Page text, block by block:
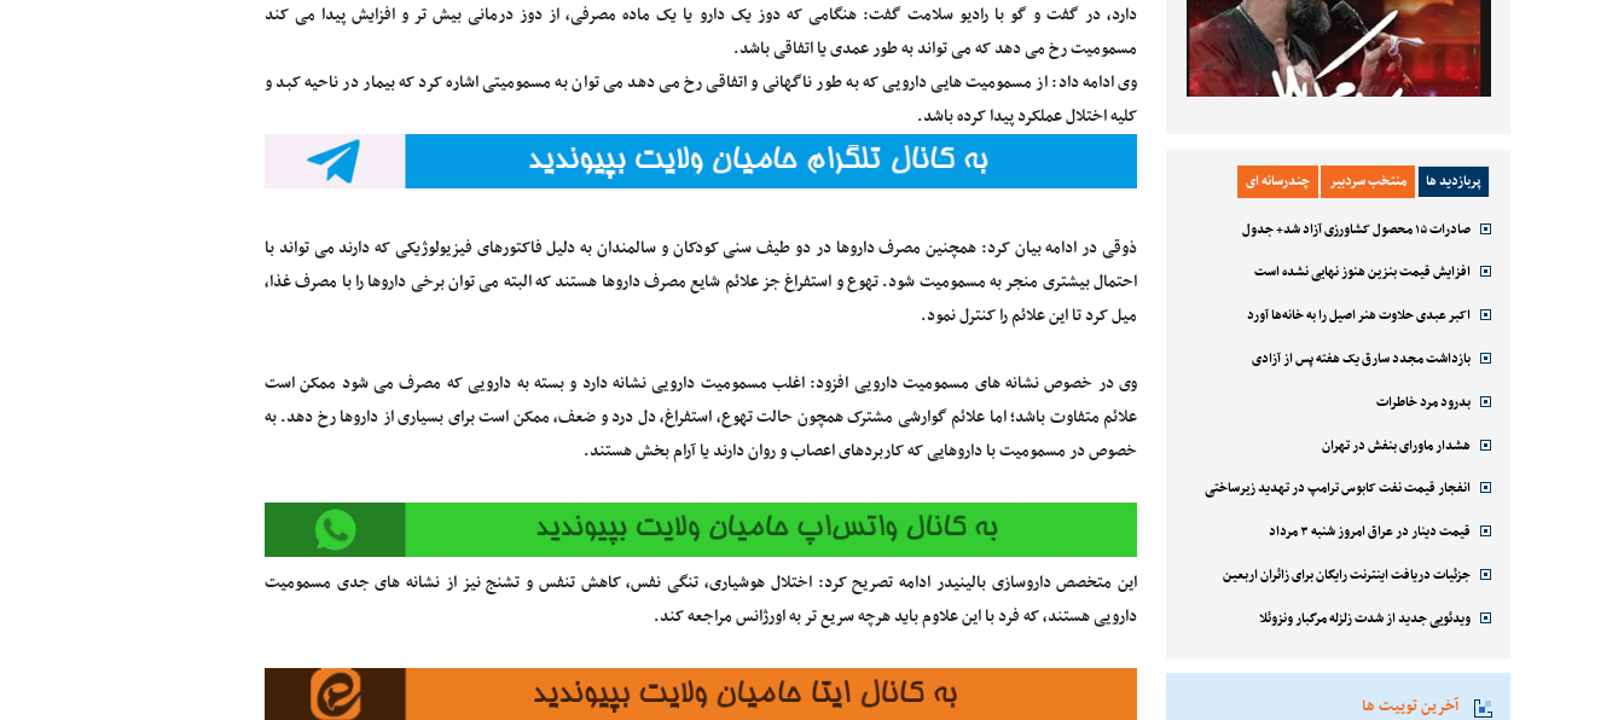
پربازدید ها منتخب سردبیر چندرسانه ای
صادرات ۱۵ محصول کشاورزی آزاد شد+ جدول
افزایش قیمت بنزین هنوز نهایی نشده است
اکبر عبدی حلاوت هنر اصیل را به خانه‌ها آورد
بازداشت مجدد سارق یک هفته پس از آزادی
بدرود مرد خاطرات
هشدار ماورای بنفش در تهران
انفجار قیمت نفت کابوس ترامپ در تهدید زیرساختی
قیمت دینار در عراق امروز شنبه ۳ مرداد
جزئیات دریافت اینترنت رایگان برای زائران اربعین
ویدئویی جدید از شدت زلزله مرگبار ونزوئلا
آخرین توییت ها
دارد، در گفت و گو با رادیو سلامت گفت: هنگامی که دوز یک دارو یا یک ماده مصرفی، از دوز درمانی بیش تر و افزایش پیدا می کند
مسمومیت رخ می دهد که می تواند به طور عمدی یا اتفاقی باشد.
وی ادامه داد: از مسمومیت هایی دارویی که به طور ناگهانی و اتفاقی رخ می دهد می توان به مسمومیتی اشاره کرد که بیمار در ناحیه کبد و
کلیه اختلال عملکرد پیدا کرده باشد.
ذوقی در ادامه بیان کرد: همچنین مصرف داروها در دو طیف سنی کودکان و سالمندان به دلیل فاکتورهای فیزیولوژیکی که دارند می تواند با
احتمال بیشتری منجر به مسمومیت شود. تهوع و استفراغ جز علائم شایع مصرف داروها هستند که البته می توان برخی داروها را با مصرف غذا،
میل کرد تا این علائم را کنترل نمود.
وی در خصوص نشانه های مسمومیت دارویی افزود: اغلب مسمومیت دارویی نشانه دارد و بسته به دارویی که مصرف می شود ممکن است
علائم متفاوت باشد؛ اما علائم گوارشی مشترک همچون حالت تهوع، استفراغ، دل درد و ضعف، ممکن است برای بسیاری از داروها رخ دهد. به
خصوص در مسمومیت با داروهایی که کاربردهای اعصاب و روان دارند یا آرام بخش هستند.
این متخصص داروسازی بالینیدر ادامه تصریح کرد: اختلال هوشیاری، تنگی نفس، کاهش تنفس و تشنج نیز از نشانه های جدی مسمومیت
دارویی هستند، که فرد با این علاوم باید هرچه سریع تر به اورژانس مراجعه کند.